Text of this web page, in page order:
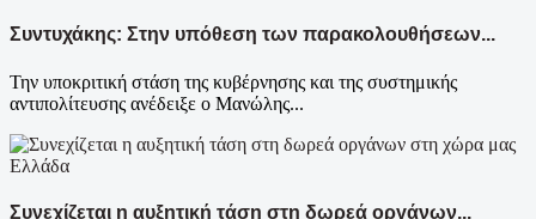
Συντυχάκης: Στην υπόθεση των παρακολουθήσεων...
Την υποκριτική στάση της κυβέρνησης και της συστημικής
αντιπολίτευσης ανέδειξε ο Μανώλης...
Ελλάδα
Συνεχίζεται η αυξητική τάση στη δωρεά οργάνων...